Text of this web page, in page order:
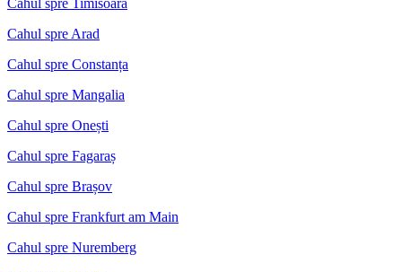
Cahul spre Timisoara
Cahul spre Arad
Cahul spre Constanța
Cahul spre Mangalia
Cahul spre Onești
Cahul spre Fagaraș
Cahul spre Brașov
Cahul spre Frankfurt am Main
Cahul spre Nuremberg